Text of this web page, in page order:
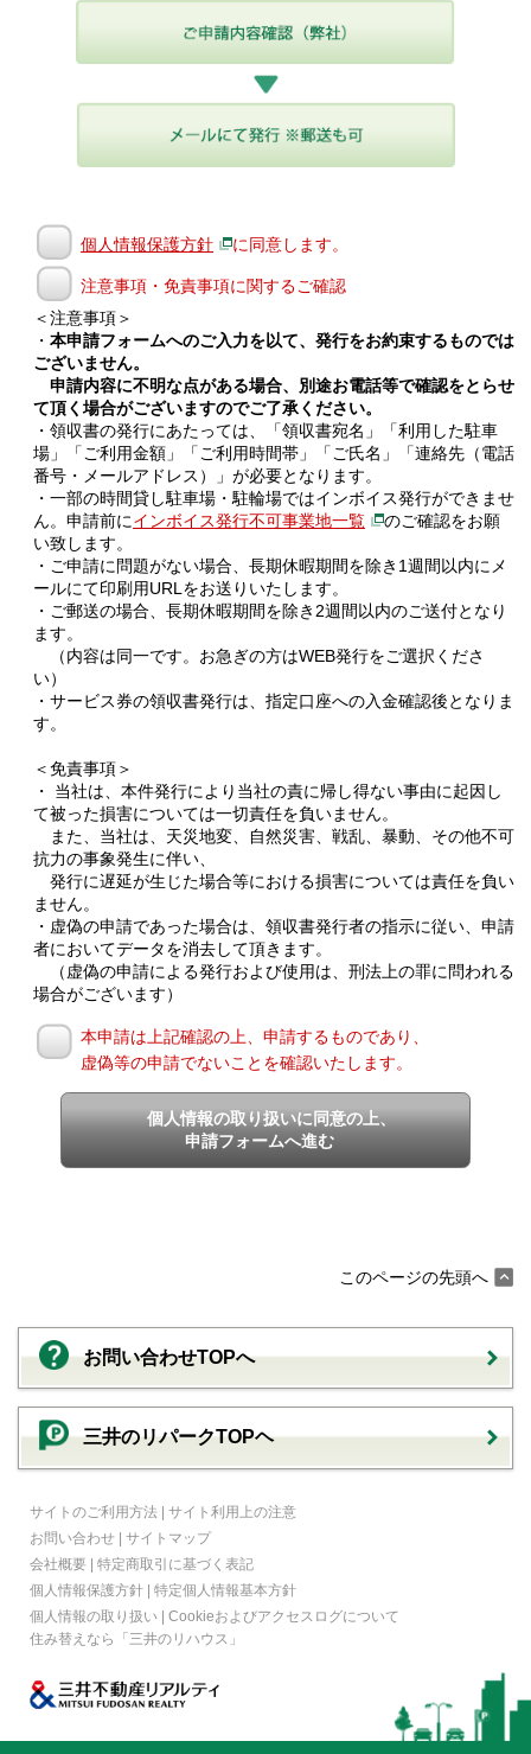
個人情報保護方針 に同意します。
注意事項・免責事項に関するご確認
＜注意事項＞
・ 本申請フォームへのご入力を以て、発行をお約束するものでは
ございません。
申請内容に不明な点がある場合、別途お電話等で確認をとらせ
て頂く場合がございますのでご了承ください。
・領収書の発行にあたっては、「領収書宛名」「利用した駐車
場」「ご利用金額」「ご利用時間帯」「ご氏名」「連絡先（電話
番号・メールアドレス）」が必要となります。
・一部の時間貸し駐車場・駐輪場ではインボイス発行ができませ
ん。申請前にインボイス発行不可事業地一覧
のご確認をお願
い致します。
・ご申請に問題がない場合、長期休暇期間を除き1週間以内にメ
ールにて印刷用URLをお送りいたします。
・ご郵送の場合、長期休暇期間を除き2週間以内のご送付となり
ます。
（内容は同一です。お急ぎの方はWEB発行をご選択くださ
い）
・サービス券の領収書発行は、指定口座への入金確認後となりま
す。
＜免責事項＞
・ 当社は、本件発行により当社の責に帰し得ない事由に起因し
て被った損害については一切責任を負いません。
また、当社は、天災地変、自然災害、戦乱、暴動、その他不可
抗力の事象発生に伴い、
発行に遅延が生じた場合等における損害については責任を負い
ません。
・虚偽の申請であった場合は、領収書発行者の指示に従い、申請
者においてデータを消去して頂きます。
（虚偽の申請による発行および使用は、刑法上の罪に問われる
場合がございます）
本申請は上記確認の上、申請するものであり、
虚偽等の申請でないことを確認いたします。
個人情報の取り扱いに同意の上、
申請フォームへ進む
このページの先頭へ
お問い合わせTOPへ
三井のリパークTOPヘ
サイトのご利用方法 | サイト利用上の注意
お問い合わせ | サイトマップ
会社概要 | 特定商取引に基づく表記
個人情報保護方針 | 特定個人情報基本方針
個人情報の取り扱い | Cookieおよびアクセスログについて
住み替えなら
「三井のリハウス」